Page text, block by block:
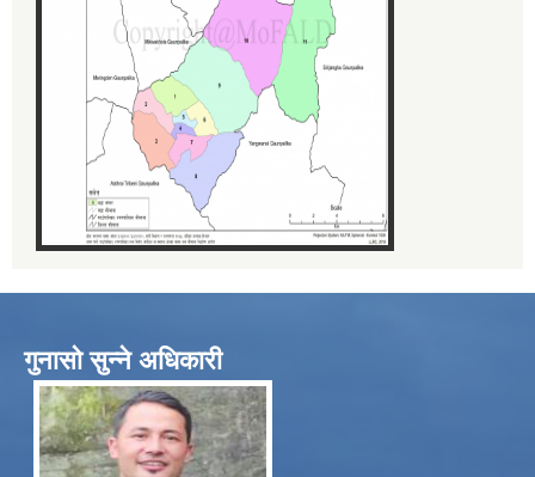
गुनासो सुन्ने अधिकारी